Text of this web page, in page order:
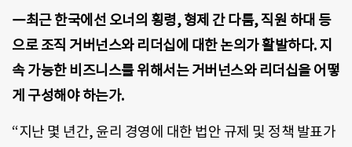
―최근 한국에선 오너의 횡령, 형제 간 다툼, 직원 하대 등
으로 조직 거버넌스와 리더십에 대한 논의가 활발하다. 지
속 가능한 비즈니스를 위해서는 거버넌스와 리더십을 어떻
게 구성해야 하는가.
“지난 몇 년간, 윤리 경영에 대한 법안 규제 및 정책 발표가